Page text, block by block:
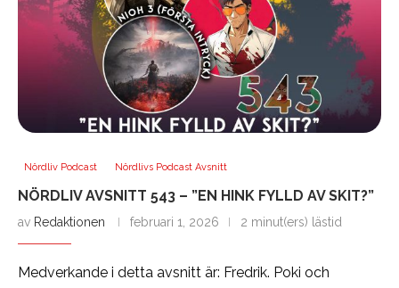
Nördliv Podcast Nördlivs Podcast Avsnitt
NÖRDLIV AVSNITT 543 – ”EN HINK FYLLD AV SKIT?”
av Redaktionen februari 1, 2026 2 minut(ers) lästid
Medverkande i detta avsnitt är: Fredrik. Poki och